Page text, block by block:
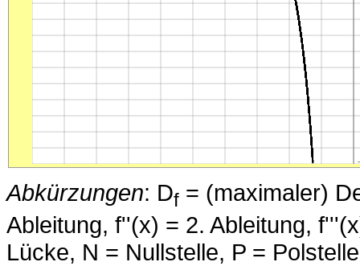
Abkürzungen: Df = (maximaler)
Ableitung, f''(x) = 2. Ableitung,
Lücke, N = Nullstelle, P =